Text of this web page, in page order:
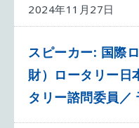
2024年11月27日
スピーカー: 国際
財）ロータリー日
タリー諮問委員／